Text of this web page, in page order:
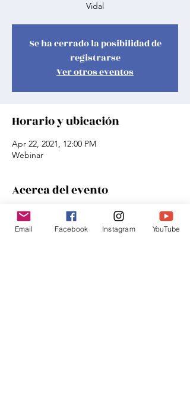
Vidal
Se ha cerrado la posibilidad de
registrarse
Ver otros eventos
Horario y ubicación
Apr 22, 2021, 12:00 PM
Webinar
Acerca del evento
¡Te esperamos!
Email Facebook Instagram YouTube